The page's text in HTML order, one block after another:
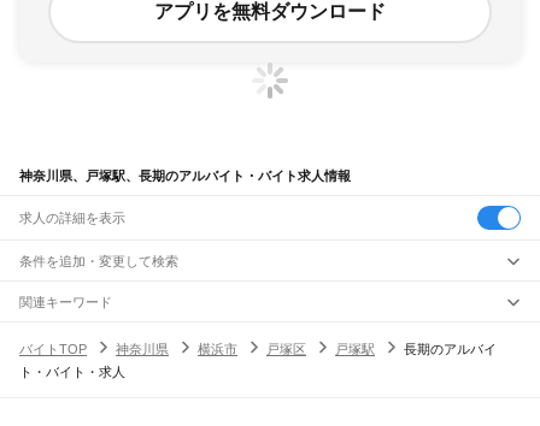
アプリを無料ダウンロード
神奈川県、戸塚駅、長期のアルバイト・バイト求人情報
求人の詳細を表示
条件を追加・変更して検索
市区町村を追加・変更
神奈川県
すべて
横浜市 すべて
駅を追加・変更
職種を追加・変更
関連キーワード
バイトTOP
神奈川県 横浜市 戸塚区 戸塚駅
長期のアルバイ
ト・バイト・求人